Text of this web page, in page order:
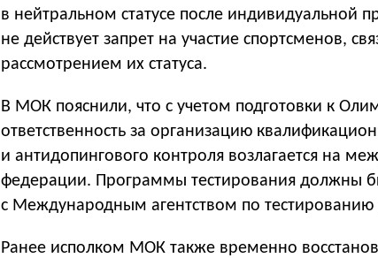
в нейтральном статусе после индивидуальной
не действует запрет на участие спортсменов,
рассмотрением их статуса.
В МОК пояснили, что с учетом подготовки к
ответственность за организацию
и антидопингового контроля возлагается на
федерации. Программы тестирования должны
с Международным агентством по тестированию
Ранее исполком МОК также временно